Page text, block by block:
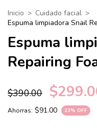
Inicio > Cuidado facial >
Espuma limpiadora Snail
Espuma
Repairing
$390.00
Ahorras: $91.00 23% OFF